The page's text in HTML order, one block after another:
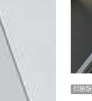
保險新